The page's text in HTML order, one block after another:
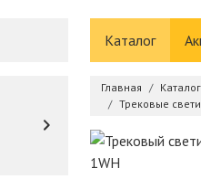
Каталог
Главная Каталог
Трековые